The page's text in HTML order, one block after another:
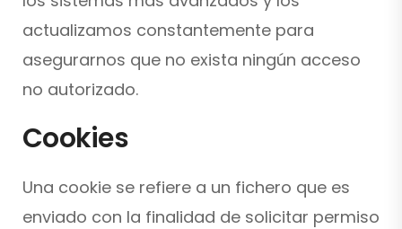
actualizamos constantemente para
asegurarnos que no exista ningún acceso
no autorizado.
Cookies
Una cookie se refiere a un fichero que es
enviado con la finalidad de solicitar permiso